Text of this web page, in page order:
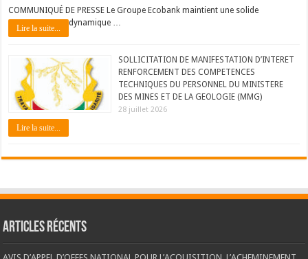
COMMUNIQUÉ DE PRESSE Le Groupe Ecobank maintient une solide
dynamique …
Lire la suite...
SOLLICITATION DE MANIFESTATION D’INTERET
RENFORCEMENT DES COMPETENCES
TECHNIQUES DU PERSONNEL DU MINISTERE
DES MINES ET DE LA GEOLOGIE (MMG)
28 juillet 2026
Lire la suite...
Articles récents